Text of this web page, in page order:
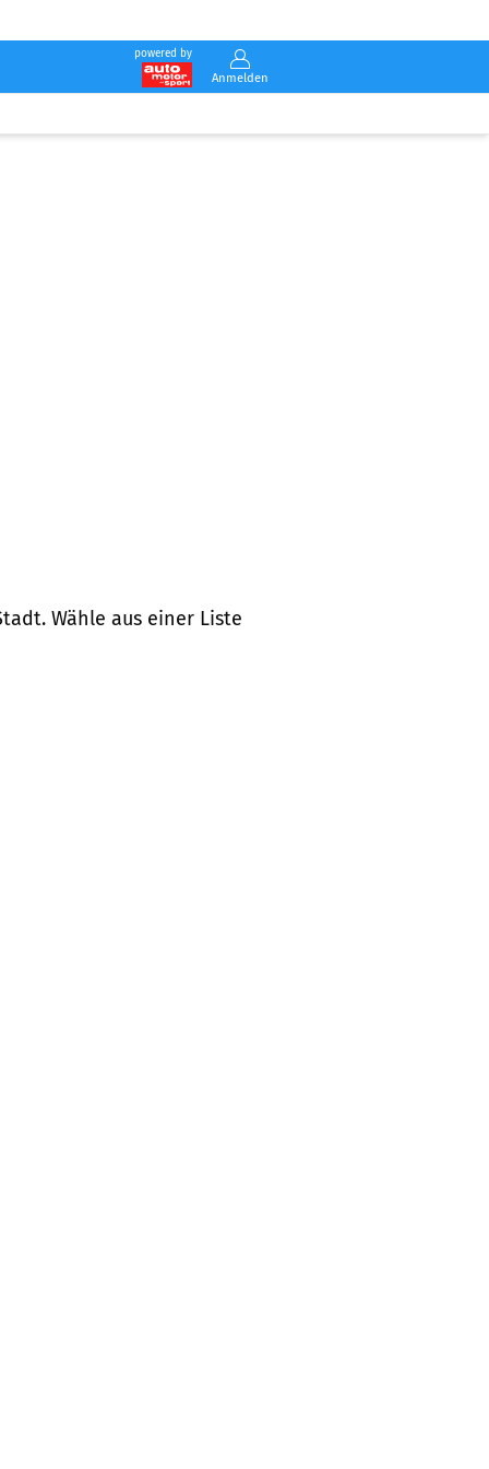
powered by
Anmelden
Wähle aus einer Liste